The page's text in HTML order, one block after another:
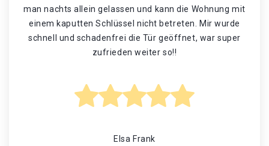
man nachts allein gelassen und kann die Wohnung mit
einem kaputten Schlüssel nicht betreten. Mir wurde
schnell und schadenfrei die Tür geöffnet, war super
zufrieden weiter so!!
Elsa Frank